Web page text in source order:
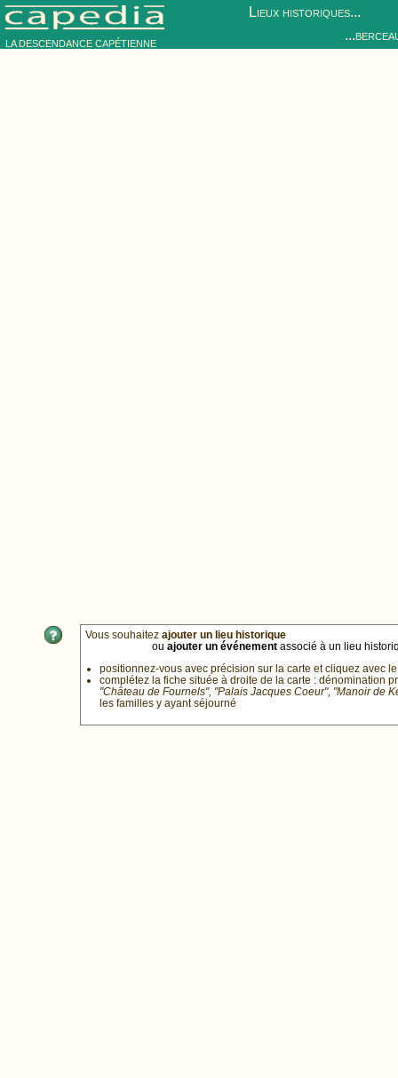
LA DESCENDANCE CAPÉTIENNE
Lieux historiques...
Vous souhaitez ajouter un lieu historique
ou ajouter un événement associé à un lieu
positionnez-vous avec précision sur la carte et cliquez avec
complétez la fiche située à droite de la carte : dénomination
"Château de Fournels", "Palais Jacques Coeur", "Manoir de
les familles y ayant séjourné